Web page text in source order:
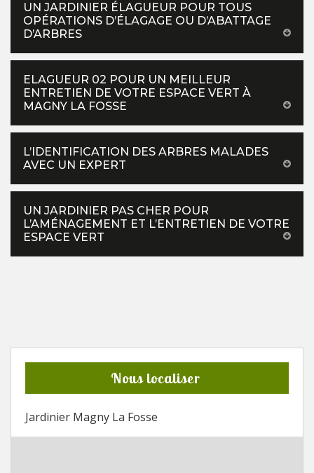
UN JARDINIER ÉLAGUEUR POUR TOUS
OPÉRATIONS D’ÉLAGAGE OU D’ABATTAGE
D’ARBRES
ELAGUEUR 02 POUR UN MEILLEUR
ENTRETIEN DE VOTRE ESPACE VERT À
MAGNY LA FOSSE
L’IDENTIFICATION DES ARBRES MALADES
AVEC UN EXPERT
UN JARDINIER PAS CHER POUR
L’AMÉNAGEMENT ET L’ENTRETIEN DE VOTRE
ESPACE VERT
Nous localiser
Jardinier Magny La Fosse